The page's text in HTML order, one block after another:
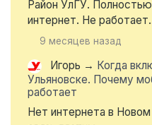
Район УлГУ.
интернет. Не
9 месяцев назад
Игорь → Когда
Ульяновске. Почему
работает
Нет интернета в